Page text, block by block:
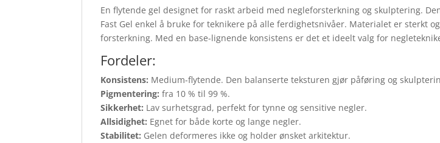
En flytende gel designet for raskt arbeid med negleforsterkning og skulptering.
Fast Gel enkel å bruke for teknikere på alle ferdighetsnivåer. Materialet er sterkt
forsterkning. Med en base-lignende konsistens er det et ideelt valg for
Fordeler:
Konsistens: Medium-flytende. Den balanserte teksturen gjør påføring og
Pigmentering: fra 10 % til 99 %.
Sikkerhet: Lav surhetsgrad, perfekt for tynne og sensitive negler.
Allsidighet: Egnet for både korte og lange negler.
Stabilitet: Gelen deformeres ikke og holder ønsket arkitektur.